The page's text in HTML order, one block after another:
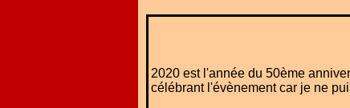
2020 est l'année du 50ème
célébrant l'évènement car je ne